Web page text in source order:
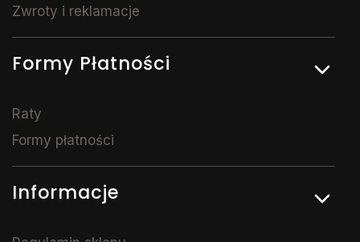
Zwroty i reklamacje
Formy Płatności
Raty
Formy płatności
Informacje